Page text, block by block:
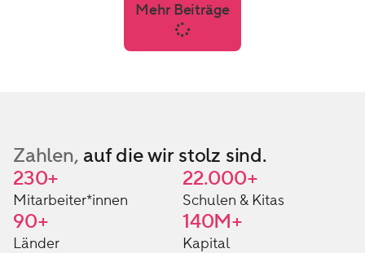
Mehr Beiträge
Zahlen, auf die wir stolz sind.
Mitarbeiter*innen
230+
Schulen & Kitas
22.000+
Länder
90+
Kapital
140M+